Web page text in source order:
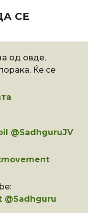
СЕ
од овде,
Ќе се
@SadhguruJV
@Sadhguru